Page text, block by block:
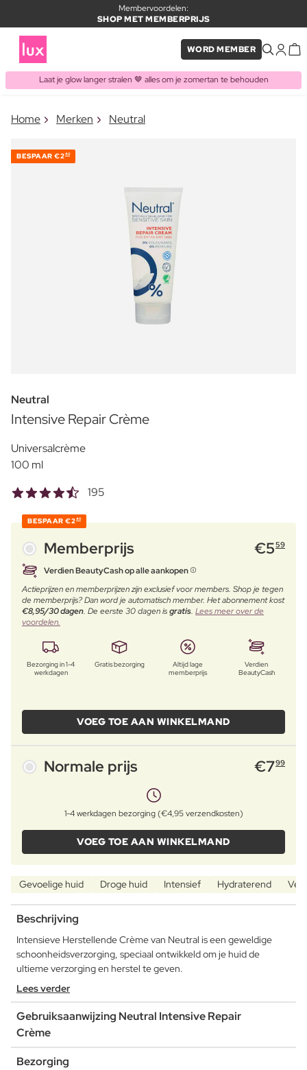
Membervoordelen:
SHOP MET MEMBERPRIJS
WORD MEMBER
Laat je glow langer stralen 🤎 alles om je zomertan te behouden
ITEM TOEGEVOEGD AAN
Home Merken Neutral
BESPAAR €240
Neutral
Intensive Repair Crème
Universalcrème
100 ml
195
BESPAAR €240
Memberprijs €559
Verdien BeautyCash op alle aankopen
Actieprijzen en memberprijzen zijn exclusief voor members. Shop je tegen
de memberprijs? Dan word je automatisch member. Het abonnement kost
€8,95/30 dagen. De eerste 30 dagen isgratis. Lees meer over de
voordelen.
Bezorging in 1-4
werkdagen
Gratis bezorging
Altijd lage
memberprijs
Verdien
BeautyCash
VOEG TOE AAN WINKELMAND
Normale prijs €799
1-4 werkdagen bezorging (€4,95 verzendkosten)
VOEG TOE AAN WINKELMAND
Gevoelige huid Droge huid Intensief Hydraterend
Beschrijving
Intensieve Herstellende Crème van Neutral is een geweldige
schoonheidsverzorging, speciaal ontwikkeld om je huid de
ultieme verzorging en herstel te geven.
Lees verder
Gebruiksaanwijzing Neutral Intensive Repair
Crème
Bezorging